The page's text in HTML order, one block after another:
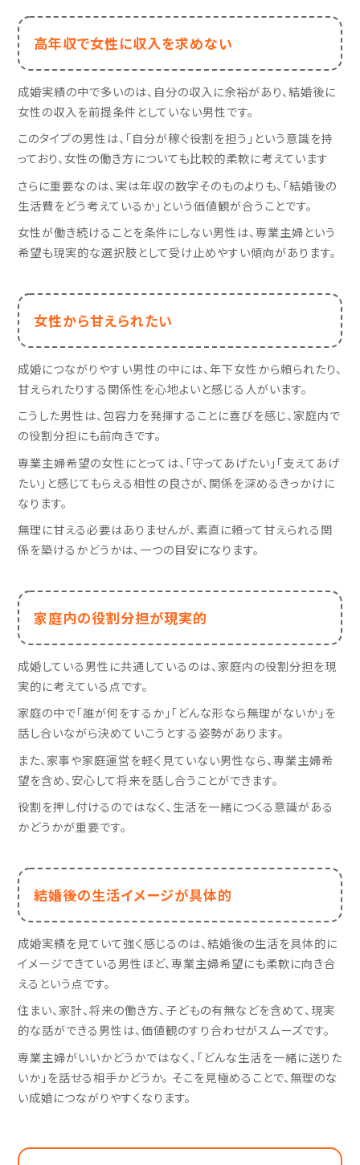
高年収で女性に収入を求めない
成婚実績の中で多いのは、自分の収入に余裕があり、結婚後に
女性の収入を前提条件としていない男性です。
このタイプの男性は、「自分が稼ぐ役割を担う」という意識を持
っており、女性の働き方についても比較的柔軟に考えています
さらに重要なのは、実は年収の数字そのものよりも、「結婚後の
生活費をどう考えているか」という価値観が合うことです。
女性が働き続けることを条件にしない男性は、専業主婦という
希望も現実的な選択肢として受け止めやすい傾向があります。
女性から甘えられたい
成婚につながりやすい男性の中には、年下女性から頼られたり、
甘えられたりする関係性を心地よいと感じる人がいます。
こうした男性は、包容力を発揮することに喜びを感じ、家庭内で
の役割分担にも前向きです。
専業主婦希望の女性にとっては、「守ってあげたい」「支えてあげ
たい」と感じてもらえる相性の良さが、関係を深めるきっかけに
なります。
無理に甘える必要はありませんが、素直に頼って甘えられる関
係を築けるかどうかは、一つの目安になります。
家庭内の役割分担が現実的
成婚している男性に共通しているのは、家庭内の役割分担を現
実的に考えている点です。
家庭の中で「誰が何をするか」「どんな形なら無理がないか」を
話し合いながら決めていこうとする姿勢があります。
また、家事や家庭運営を軽く見ていない男性なら、専業主婦希
望を含め、安心して将来を話し合うことができます。
役割を押し付けるのではなく、生活を一緒につくる意識がある
かどうかが重要です。
結婚後の生活イメージが具体的
成婚実績を見ていて強く感じるのは、結婚後の生活を具体的に
イメージできている男性ほど、専業主婦希望にも柔軟に向き合
えるという点です。
住まい、家計、将来の働き方、子どもの有無などを含めて、現実
的な話ができる男性は、価値観のすり合わせがスムーズです。
専業主婦がいいかどうかではなく、「どんな生活を一緒に送りた
いか」を話せる相手かどうか。 そこを見極めることで、無理のな
い成婚につながりやすくなります。